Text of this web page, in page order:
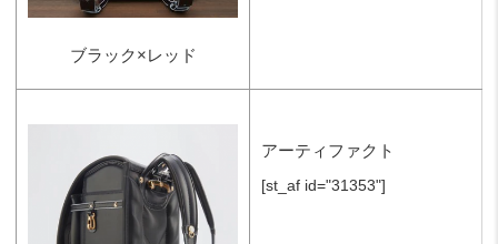
ブラック×レッド
アーティファクト
[st_af id="31353"]